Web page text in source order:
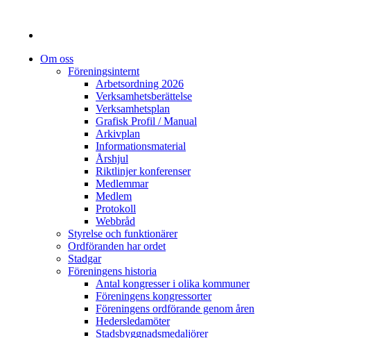
Om oss
Föreningsinternt
Arbetsordning 2026
Verksamhetsberättelse
Verksamhetsplan
Grafisk Profil / Manual
Arkivplan
Informationsmaterial
Årshjul
Riktlinjer konferenser
Medlemmar
Medlem
Protokoll
Webbråd
Styrelse och funktionärer
Ordföranden har ordet
Stadgar
Föreningens historia
Antal kongresser i olika kommuner
Föreningens kongressorter
Föreningens ordförande genom åren
Hedersledamöter
Stadsbyggnadsmedaljörer